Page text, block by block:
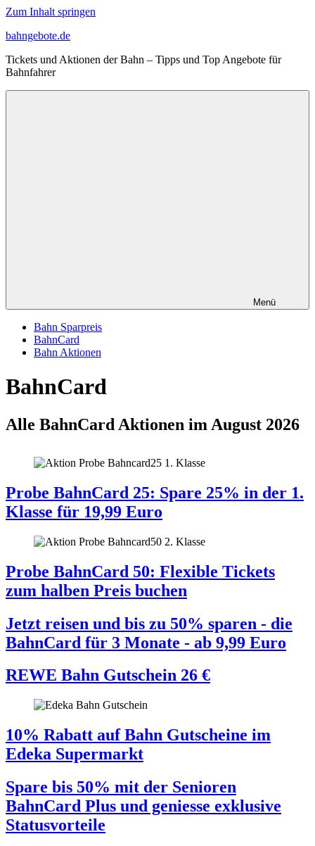
Zum Inhalt springen
bahngebote.de
Tickets und Aktionen der Bahn – Tipps und Top Angebote für
Bahnfahrer
Menü
Bahn Sparpreis
BahnCard
Bahn Aktionen
BahnCard
Alle BahnCard Aktionen im August 2026
Probe BahnCard 25: Spare 25% in der 1.
Klasse für 19,99 Euro
Probe BahnCard 50: Flexible Tickets
zum halben Preis buchen
Jetzt reisen und bis zu 50% sparen - die
BahnCard für 3 Monate - ab 9,99 Euro
REWE Bahn Gutschein 26 €
10% Rabatt auf Bahn Gutscheine im
Edeka Supermarkt
Spare bis 50% mit der Senioren
BahnCard Plus und geniesse exklusive
Statusvorteile